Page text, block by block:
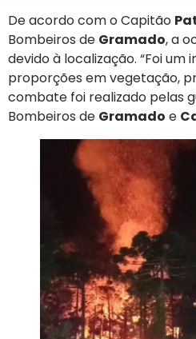
De acordo com o Capitão
Bombeiros de Gramado, a
devido à localização. “Foi um
proporções em vegetação,
combate foi realizado pelas
Bombeiros de Gramado e